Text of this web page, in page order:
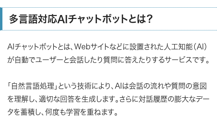
多言語対応AIチャットボットとは？
AIチャットボットとは、Webサイトなどに設置された人工知能（AI）
が自動でユーザーと会話したり質問に答えたりするサービスです。
「自然言語処理」という技術により、AIは会話の流れや質問の意図
を理解し、適切な回答を生成します。さらに対話履歴の膨大なデー
タを蓄積し、何度も学習を重ねます。